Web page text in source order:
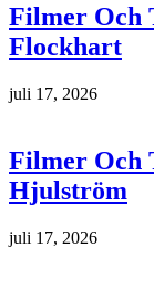
Filmer Och
Flockhart
juli 17, 2026
Filmer Och
Hjulström
juli 17, 2026